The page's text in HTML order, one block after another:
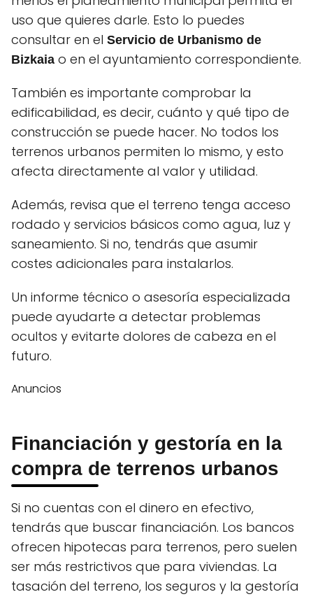
uso que quieres darle. Esto lo puedes
consultar en el Servicio de Urbanismo de
Bizkaia o en el ayuntamiento correspondiente.
También es importante comprobar la
edificabilidad, es decir, cuánto y qué tipo de
construcción se puede hacer. No todos los
terrenos urbanos permiten lo mismo, y esto
afecta directamente al valor y utilidad.
Además, revisa que el terreno tenga acceso
rodado y servicios básicos como agua, luz y
saneamiento. Si no, tendrás que asumir
costes adicionales para instalarlos.
Un informe técnico o asesoría especializada
puede ayudarte a detectar problemas
ocultos y evitarte dolores de cabeza en el
futuro.
Anuncios
Financiación y gestoría en la
compra de terrenos urbanos
Si no cuentas con el dinero en efectivo,
tendrás que buscar financiación. Los bancos
ofrecen hipotecas para terrenos, pero suelen
ser más restrictivos que para viviendas. La
tasación del terreno, los seguros y la gestoría